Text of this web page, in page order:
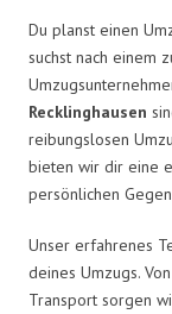
Du planst einen
suchst nach einem
Recklinghausen
reibungslosen
bieten wir dir eine
persönlichen
Unser erfahrenes
deines Umzugs.
Transport sorgen